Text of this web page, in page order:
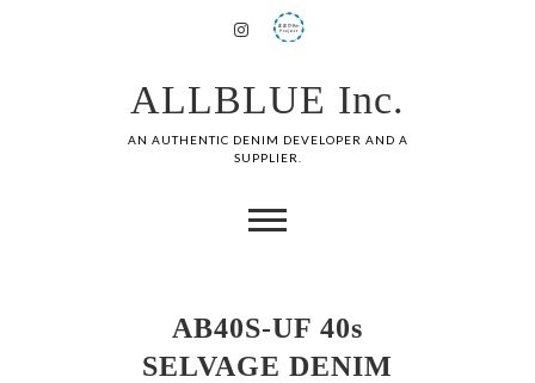
ALLBLUE Inc.
AN AUTHENTIC DENIM DEVELOPER AND A
SUPPLIER.
AB40S-UF 40s
SELVAGE DENIM